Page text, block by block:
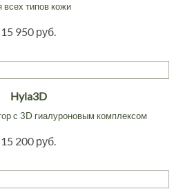
всех типов кожи
15 950 руб.
Hyla3D
с 3D гиалуроновым комплексом
15 200 руб.